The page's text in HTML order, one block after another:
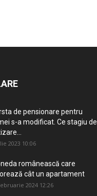
de pensionare pentru
s-a modificat. Ce stagiu de
2023 10:06
românească care
cât un apartament
2024 12:26